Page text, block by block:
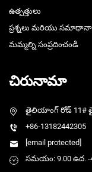
ఉత్పత్తులు
ప్రశ్నలు మరియు
మమ్మల్ని సంప్రదించండి
చిరునామా
తైలియాంగ్ రోడ్ 11#
+86-13182442305
[email protected]
సమయం: 9.00 ఉద.